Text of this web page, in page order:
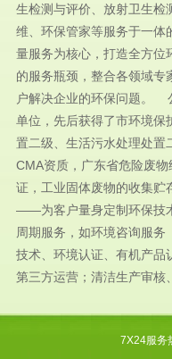
生检测与评价、放射卫生检
维、环保管家等服务于一体
量服务为核心，打造全方位
的服务瓶颈，整合各领域专
户解决企业的环保问题。
单位，先后获得了市环境保
置二级、生活污水处理处置
CMA资质，广东省危险废
证，工业固体废物的收集
——为客户量身定制环保技
周期服务，如环境咨询服
技术、环境认证、有机产品
第三方运营；清洁生产审核
7X24服务